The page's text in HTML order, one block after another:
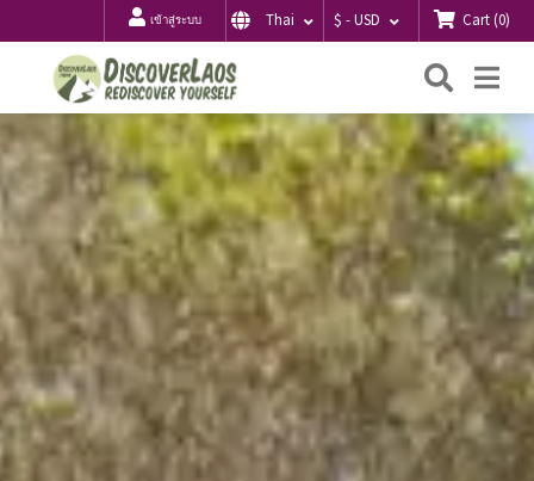
เข้าสู่ระบบ Thai $ - USD Cart(0)
ค้นหา